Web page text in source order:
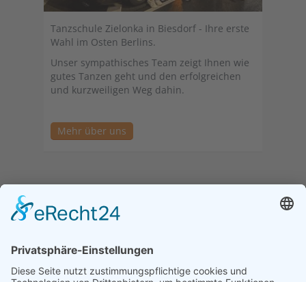
Tanzschule Zielonka in Biesdorf - Ihre erste
Wahl im Osten Berlins.
Unser sympathisches Team zeigt Ihnen wie
gutes Tanzen geht und den erfolgreichen
und kurzweiligen Weg dahin.
Mehr über uns
Tanzschule Peter Zielonka - Berlin
Biesdorf
Bei uns lernen Sie Tanzen und nicht nur Schritte ...
Auf dieser Homepage finden Sie alles rund um unsere